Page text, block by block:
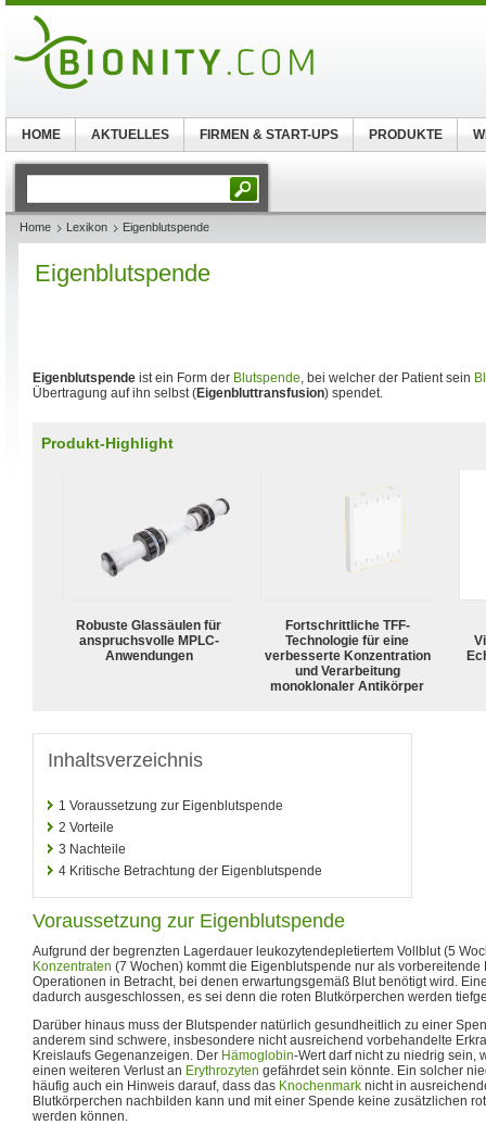
Home Lexikon Eigenblutspende
Eigenblutspende
Eigenblutspende ist ein Form der Blutspende, bei welcher der Patient sein
Übertragung auf ihn selbst (Eigenbluttransfusion) spendet.
Produkt-Highlight
Robuste Glassäulen für
anspruchsvolle MPLC-
Anwendungen
Fortschrittliche TFF-
Technologie für eine
verbesserte Konzentration
und Verarbeitung
monoklonaler Antikörper
Inhaltsverzeichnis
1 Voraussetzung zur Eigenblutspende
2 Vorteile
3 Nachteile
4 Kritische Betrachtung der Eigenblutspende
Voraussetzung zur Eigenblutspende
Aufgrund der begrenzten Lagerdauer leukozytendepletiertem Vollblut (5
Konzentraten (7 Wochen) kommt die Eigenblutspende nur als
Operationen in Betracht, bei denen erwartungsgemäß Blut benötigt wird.
dadurch ausgeschlossen, es sei denn die roten Blutkörperchen werden
Darüber hinaus muss der Blutspender natürlich gesundheitlich zu einer
anderem sind schwere, insbesondere nicht ausreichend vorbehandelte
Kreislaufs Gegenanzeigen. Der Hämoglobin-Wert darf nicht zu niedrig sein,
einen weiteren Verlust an Erythrozyten gefährdet sein könnte. Ein solcher
häufig auch ein Hinweis darauf, dass das Knochenmark nicht in
Blutkörperchen nachbilden kann und mit einer Spende keine zusätzlichen
werden können.
HOME AKTUELLES FIRMEN & START-UPS PRODUKTE